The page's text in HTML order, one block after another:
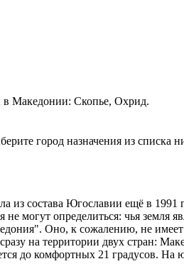
в Македонии: Скопье, Охрид.
город назначения из списка
состава Югославии ещё в 1991
могут определиться: чья земля
Оно, к сожалению, не
на территории двух стран:
до комфортных 21 градусов.